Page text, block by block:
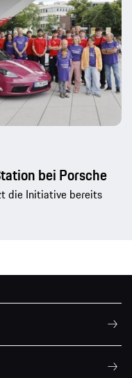
bei Porsche
die Initiative bereits